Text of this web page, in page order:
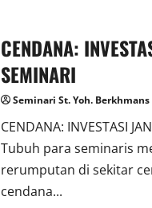
CENDANA:
SEMINARI
Seminari St. Yoh. Berkhmans
CENDANA: INVESTASI
Tubuh para seminaris
rerumputan di sekitar
cendana...